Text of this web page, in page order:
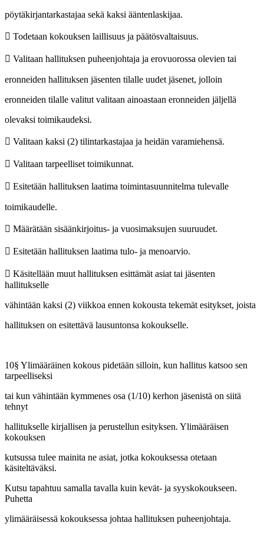
pöytäkirjantarkastajaa sekä kaksi ääntenlaskijaa.
 Todetaan kokouksen laillisuus ja päätösvaltaisuus.
 Valitaan hallituksen puheenjohtaja ja erovuorossa olevien tai
eronneiden hallituksen jäsenten tilalle uudet jäsenet, jolloin
eronneiden tilalle valitut valitaan ainoastaan eronneiden jäljellä
olevaksi toimikaudeksi.
 Valitaan kaksi (2) tilintarkastajaa ja heidän varamiehensä.
 Valitaan tarpeelliset toimikunnat.
 Esitetään hallituksen laatima toimintasuunnitelma tulevalle
toimikaudelle.
 Määrätään sisäänkirjoitus- ja vuosimaksujen suuruudet.
 Esitetään hallituksen laatima tulo- ja menoarvio.
 Käsitellään muut hallituksen esittämät asiat tai jäsenten
hallitukselle
vähintään kaksi (2) viikkoa ennen kokousta tekemät esitykset, joista
hallituksen on esitettävä lausuntonsa kokoukselle.
10§ Ylimääräinen kokous pidetään silloin, kun hallitus katsoo sen
tarpeelliseksi
tai kun vähintään kymmenes osa (1/10) kerhon jäsenistä on siitä
tehnyt
hallitukselle kirjallisen ja perustellun esityksen. Ylimääräisen
kokouksen
kutsussa tulee mainita ne asiat, jotka kokouksessa otetaan
käsiteltäväksi.
Kutsu tapahtuu samalla tavalla kuin kevät- ja syyskokoukseen.
Puhetta
ylimääräisessä kokouksessa johtaa hallituksen puheenjohtaja.